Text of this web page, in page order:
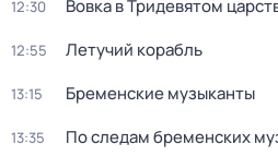
12:30 Вовка в Тридевятом
12:55 Летучий корабль
13:15 Бременские музыканты
13:35 По следам бременских